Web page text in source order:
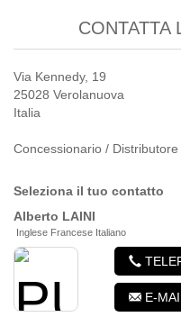
CONTATTA
Via Kennedy, 19
25028 Verolanuova
Italia
Concessionario / Distributore
Seleziona il tuo contatto
Alberto LAINI
Inglese Francese Italiano
E-